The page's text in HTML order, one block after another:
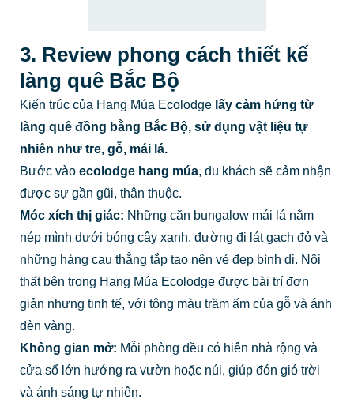
3. Review phong cách thiết kế
làng quê Bắc Bộ
Kiến trúc của Hang Múa Ecolodge lấy cảm hứng từ
làng quê đồng bằng Bắc Bộ, sử dụng vật liệu tự
nhiên như tre, gỗ, mái lá.
Bước vào ecolodge hang múa, du khách sẽ cảm nhận
được sự gần gũi, thân thuộc.
Móc xích thị giác: Những căn bungalow mái lá nằm
nép mình dưới bóng cây xanh, đường đi lát gạch đỏ và
những hàng cau thẳng tắp tạo nên vẻ đẹp bình dị. Nội
thất bên trong Hang Múa Ecolodge được bài trí đơn
giản nhưng tinh tế, với tông màu trầm ấm của gỗ và ánh
đèn vàng.
Không gian mở: Mỗi phòng đều có hiên nhà rộng và
cửa sổ lớn hướng ra vườn hoặc núi, giúp đón gió trời
và ánh sáng tự nhiên.